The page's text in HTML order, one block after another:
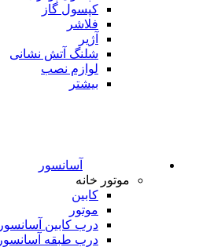
کپسول گاز
فلاشر
آژیر
شلنگ آتش نشانی
لوازم نصب
بیشتر
آسانسور
موتور خانه
کابین
موتور
درب کابین آسانسور
درب طبقه آسانسور